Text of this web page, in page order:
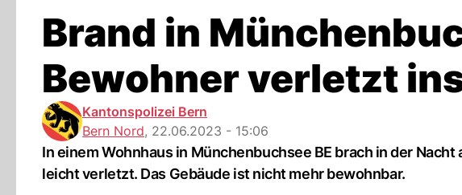
Brand in
Bewohner verletzt
Kantonspolizei Bern
Bern Nord, 22.06.2023 - 15:06
In einem Wohnhaus in Münchenbuchsee BE brach in der
leicht verletzt. Das Gebäude ist nicht mehr bewohnbar.